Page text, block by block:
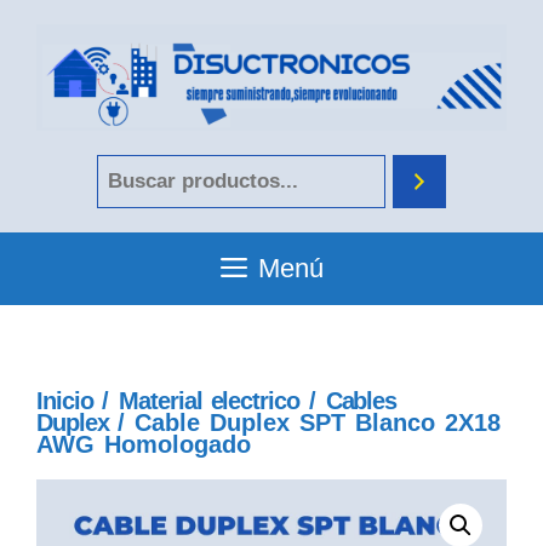
Menú
Inicio/ Material electrico/ Cables
Duplex/ Cable Duplex SPT Blanco 2X18
AWG Homologado